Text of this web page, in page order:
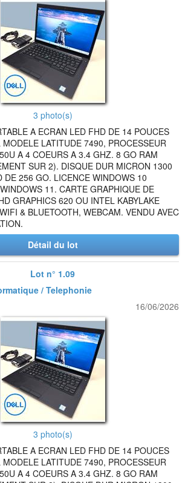
3 photo(s)
A ECRAN LED FHD DE 14 POUCES
LATITUDE 7490, PROCESSEUR
A 4 COEURS A 3.4 GHZ. 8 GO RAM
SUR 2). DISQUE DUR MICRON 1300
DE 256 GO. LICENCE WINDOWS 10
11. CARTE GRAPHIQUE DE
GRAPHICS 620 OU INTEL KABYLAKE
& BLUETOOTH, WEBCAM. VENDU AVEC
Détail du lot
Lot n° 1.09
/ Telephonie
16/06/2026
3 photo(s)
A ECRAN LED FHD DE 14 POUCES
LATITUDE 7490, PROCESSEUR
A 4 COEURS A 3.4 GHZ. 8 GO RAM